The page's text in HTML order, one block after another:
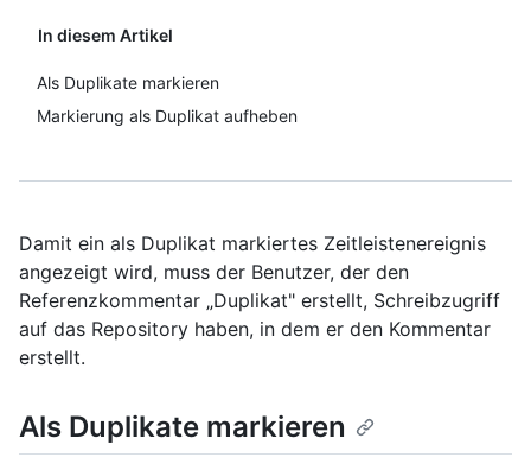
In diesem Artikel
Als Duplikate markieren
Markierung als Duplikat aufheben
Damit ein als Duplikat markiertes Zeitleistenereignis
angezeigt wird, muss der Benutzer, der den
Referenzkommentar „Duplikat" erstellt, Schreibzugriff
auf das Repository haben, in dem er den Kommentar
erstellt.
Als Duplikate markieren